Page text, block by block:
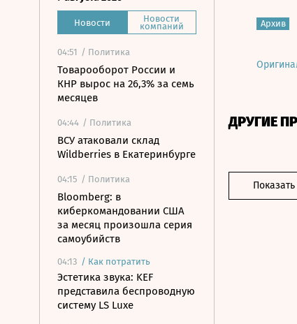
Новости Новости
компаний
04:51 / Политика
Товарооборот России и
КНР вырос на 26,3% за семь
месяцев
04:44 / Политика
ВСУ атаковали склад
Wildberries в Екатеринбурге
04:15 / Политика
Bloomberg: в
киберкомандовании США
за месяц произошла серия
самоубийств
04:13 / Как потратить
Эстетика звука: KEF
представила беспроводную
систему LS Luxe
Архив
ДРУГИЕ